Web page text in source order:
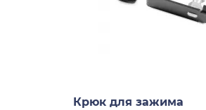
Крюк для зажима